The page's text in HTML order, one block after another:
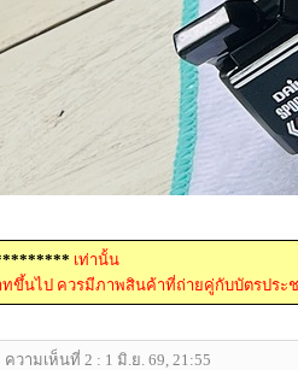
เท่านั้น
ขึ้นไป ควรมีภาพสินค้าที่ถ่ายคู่กับบัตรประช
ความเห็นที่ 2 : 1 มิ.ย. 69, 21:55